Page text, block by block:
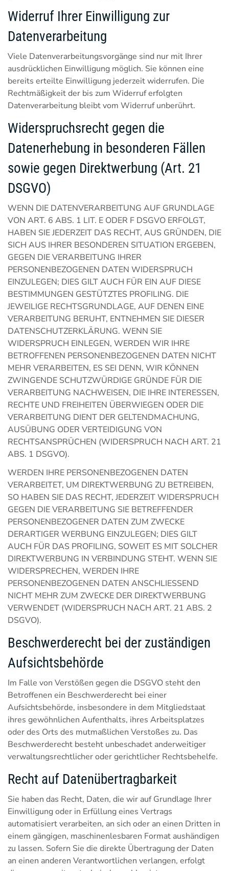
Widerruf Ihrer Einwilligung zur
Datenverarbeitung
Viele Datenverarbeitungsvorgänge sind nur mit Ihrer
ausdrücklichen Einwilligung möglich. Sie können eine
bereits erteilte Einwilligung jederzeit widerrufen. Die
Rechtmäßigkeit der bis zum Widerruf erfolgten
Datenverarbeitung bleibt vom Widerruf unberührt.
Widerspruchsrecht gegen die
Datenerhebung in besonderen Fällen
sowie gegen Direktwerbung (Art. 21
DSGVO)
WENN DIE DATENVERARBEITUNG AUF GRUNDLAGE
VON ART. 6 ABS. 1 LIT. E ODER F DSGVO ERFOLGT,
HABEN SIE JEDERZEIT DAS RECHT, AUS GRÜNDEN, DIE
SICH AUS IHRER BESONDEREN SITUATION ERGEBEN,
GEGEN DIE VERARBEITUNG IHRER
PERSONENBEZOGENEN DATEN WIDERSPRUCH
EINZULEGEN; DIES GILT AUCH FÜR EIN AUF DIESE
BESTIMMUNGEN GESTÜTZTES PROFILING. DIE
JEWEILIGE RECHTSGRUNDLAGE, AUF DENEN EINE
VERARBEITUNG BERUHT, ENTNEHMEN SIE DIESER
DATENSCHUTZERKLÄRUNG. WENN SIE
WIDERSPRUCH EINLEGEN, WERDEN WIR IHRE
BETROFFENEN PERSONENBEZOGENEN DATEN NICHT
MEHR VERARBEITEN, ES SEI DENN, WIR KÖNNEN
ZWINGENDE SCHUTZWÜRDIGE GRÜNDE FÜR DIE
VERARBEITUNG NACHWEISEN, DIE IHRE INTERESSEN,
RECHTE UND FREIHEITEN ÜBERWIEGEN ODER DIE
VERARBEITUNG DIENT DER GELTENDMACHUNG,
AUSÜBUNG ODER VERTEIDIGUNG VON
RECHTSANSPRÜCHEN (WIDERSPRUCH NACH ART. 21
ABS. 1 DSGVO).
WERDEN IHRE PERSONENBEZOGENEN DATEN
VERARBEITET, UM DIREKTWERBUNG ZU BETREIBEN,
SO HABEN SIE DAS RECHT, JEDERZEIT WIDERSPRUCH
GEGEN DIE VERARBEITUNG SIE BETREFFENDER
PERSONENBEZOGENER DATEN ZUM ZWECKE
DERARTIGER WERBUNG EINZULEGEN; DIES GILT
AUCH FÜR DAS PROFILING, SOWEIT ES MIT SOLCHER
DIREKTWERBUNG IN VERBINDUNG STEHT. WENN SIE
WIDERSPRECHEN, WERDEN IHRE
PERSONENBEZOGENEN DATEN ANSCHLIESSEND
NICHT MEHR ZUM ZWECKE DER DIREKTWERBUNG
VERWENDET (WIDERSPRUCH NACH ART. 21 ABS. 2
DSGVO).
Beschwerde­recht bei der zuständigen
Aufsichts­behörde
Im Falle von Verstößen gegen die DSGVO steht den
Betroffenen ein Beschwerderecht bei einer
Aufsichtsbehörde, insbesondere in dem Mitgliedstaat
ihres gewöhnlichen Aufenthalts, ihres Arbeitsplatzes
oder des Orts des mutmaßlichen Verstoßes zu. Das
Beschwerderecht besteht unbeschadet anderweitiger
verwaltungsrechtlicher oder gerichtlicher Rechtsbehelfe.
Recht auf Daten­übertrag­barkeit
Sie haben das Recht, Daten, die wir auf Grundlage Ihrer
Einwilligung oder in Erfüllung eines Vertrags
automatisiert verarbeiten, an sich oder an einen Dritten in
einem gängigen, maschinenlesbaren Format aushändigen
zu lassen. Sofern Sie die direkte Übertragung der Daten
an einen anderen Verantwortlichen verlangen, erfolgt